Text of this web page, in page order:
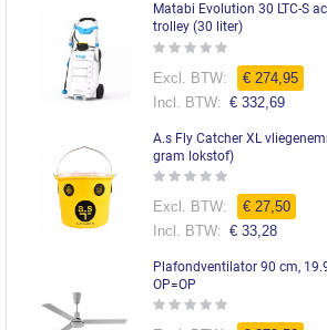
Matabi Evolution 30 LTC-S
trolley (30 liter)
Rating:
€ 274,95
€ 332,69
A.s Fly Catcher XL
gram lokstof)
Rating:
€ 27,50
€ 33,28
Plafondventilator 90 cm,
OP=OP
Rating: